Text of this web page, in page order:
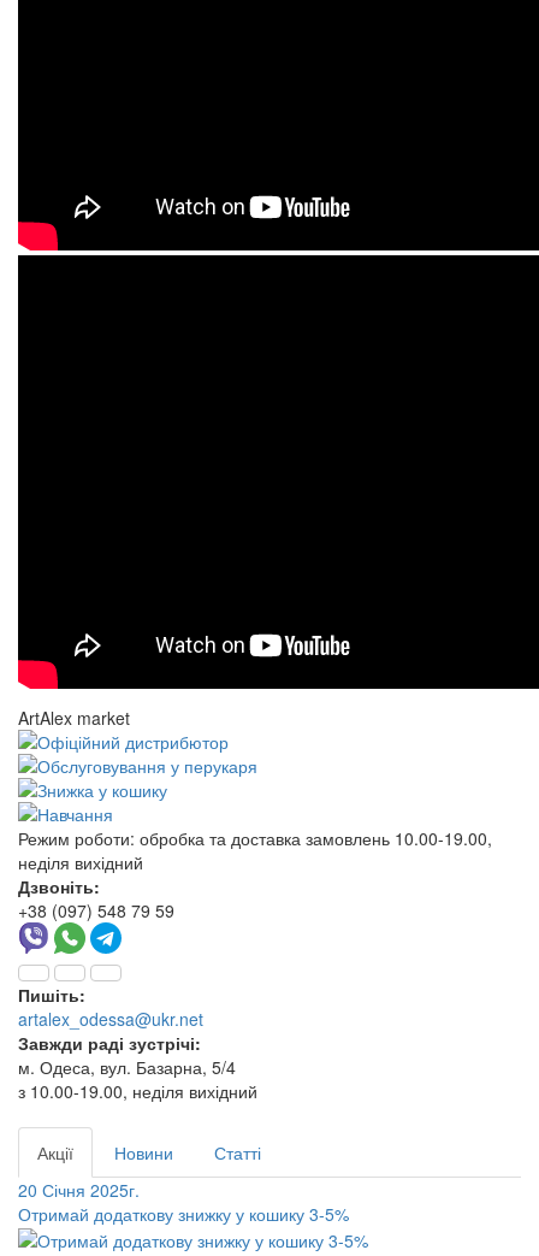
ArtAlex market
Режим роботи: обробка та доставка замовлень 10.00-19.00,
неділя вихідний
Дзвоніть:
+38 (097) 548 79 59
Пишіть:
artalex_odessa@ukr.net
Завжди раді зустрічі:
м. Одеса, вул. Базарна, 5/4
з 10.00-19.00, неділя вихідний
Акції Новини
Статті
20 Січня 2025г.
Отримай додаткову знижку у кошику 3-5%